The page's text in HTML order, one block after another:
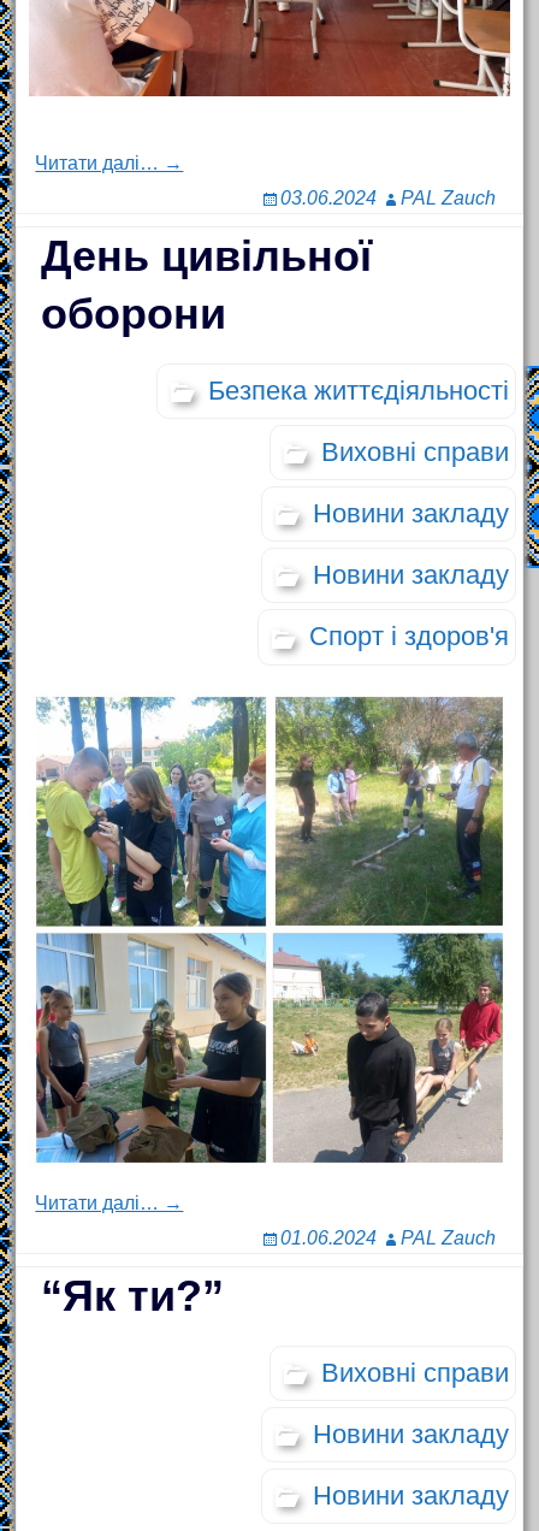
Читати далі… →
03.06.2024
PAL Zauch
День цивільної
оборони
Безпека життєдіяльності
Виховні справи
Новини закладу
Новини закладу
Спорт і здоров'я
Читати далі… →
01.06.2024
PAL Zauch
“Як ти?”
Виховні справи
Новини закладу
Новини закладу